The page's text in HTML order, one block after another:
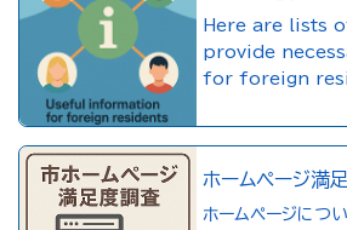
Here are lists
provide
for foreign
ホームページ満
ホームページにつ